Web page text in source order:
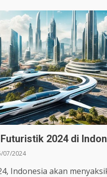
2024 di
07/2024
Indonesia akan